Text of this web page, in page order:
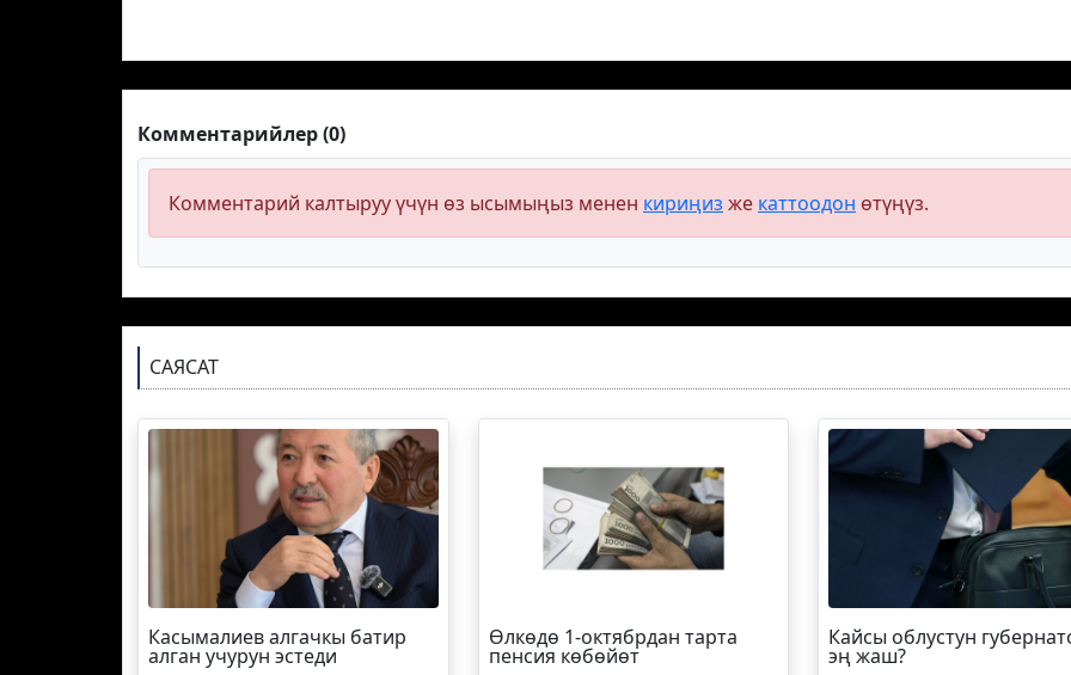
Комментарийлер (0)
Комментарий калтыруу үчүн өз ысымыңыз менен кириңиз же каттоодон өтүңүз.
САЯСАТ
Касымалиев алгачкы батир
алган учурун эстеди
Өлкөдө 1-октябрдан тарта
пенсия көбөйөт
Кайсы облустун
эң жаш?